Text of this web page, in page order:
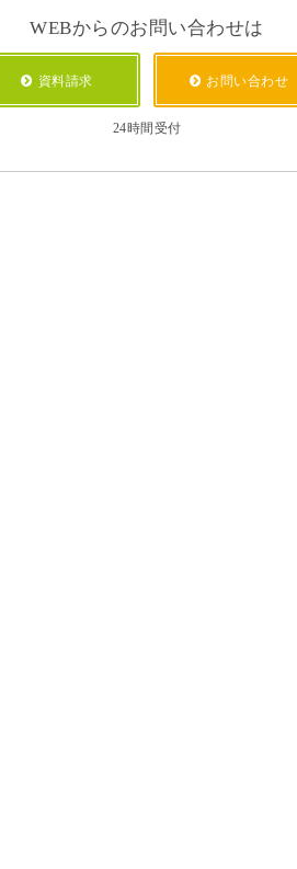
WEBからのお問い合わせは
資料請求 お問い合わせ
24時間受付